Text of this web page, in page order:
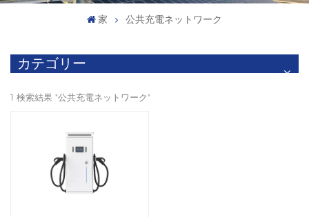
家 公共充電ネットワーク
カテゴリー
1 検索結果 "公共充電ネットワーク"